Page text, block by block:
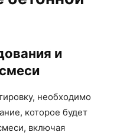
и
необходимо
которое будет
включая